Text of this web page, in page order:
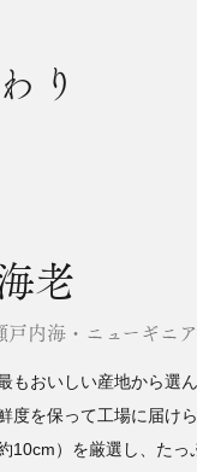
り
老
戸内海・ニューギニ
もおいしい産地から選
度を保って工場に届け
10cm）を厳選し、た